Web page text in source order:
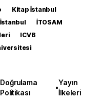
Kitap İstanbul
İstanbul
İTOSAM
ICVB
Doğrulama
Politikası
•
Yayın
İlkeleri